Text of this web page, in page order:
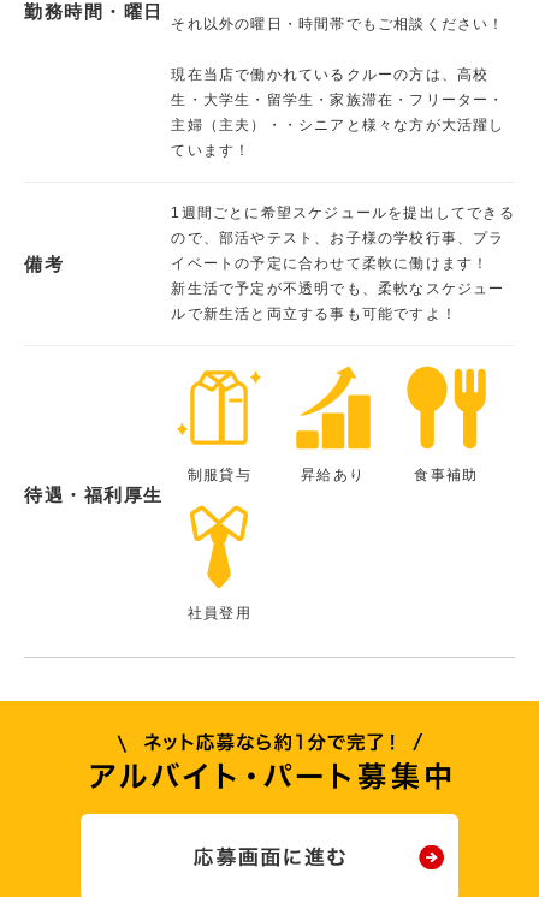
勤務時間・曜日
それ以外の曜日・時間帯でもご相談ください！
現在当店で働かれているクルーの方は、高校
生・大学生・留学生・家族滞在・フリーター・
主婦（主夫）・・シニアと様々な方が大活躍し
ています！
備考
1週間ごとに希望スケジュールを提出してできる
ので、部活やテスト、お子様の学校行事、プラ
イベートの予定に合わせて柔軟に働けます！
新生活で予定が不透明でも、柔軟なスケジュー
ルで新生活と両立する事も可能ですよ！
待遇・福利厚生
制服貸与 昇給あり 食事補助
社員登用